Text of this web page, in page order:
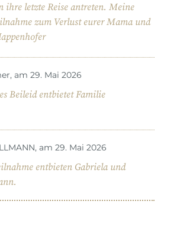
ihre letzte Reise antreten. Meine
zum Verlust eurer Mama und
am 29. Mai 2026
Beileid entbietet Familie
am 29. Mai 2026
entbieten Gabriela und